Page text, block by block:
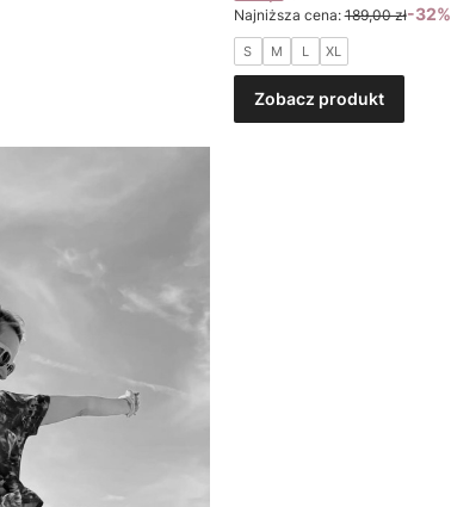
Najniższa cena: 189,00 zł-32%
S M L XL
Zobacz produkt